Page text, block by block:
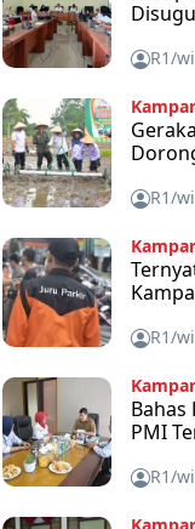
R1/
Kampar
R1/
Kampar
R1/
Kampar
Bahas
PMI
R1/
Kampar